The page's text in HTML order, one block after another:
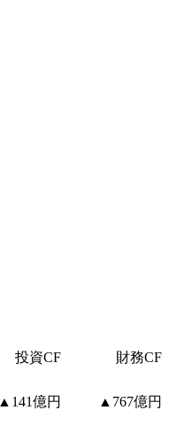
投資CF 財務CF
▲141億円 ▲767億円